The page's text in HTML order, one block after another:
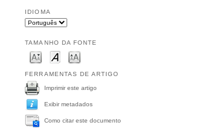
IDIOMA
TAMANHO DA FONTE
FERRAMENTAS DE ARTIGO
Imprimir este artigo
Exibir metadados
Como citar este documento